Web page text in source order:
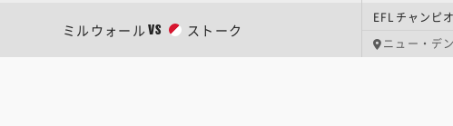
ミルウォールVS ストーク
EFLチャン
ニュー・デ